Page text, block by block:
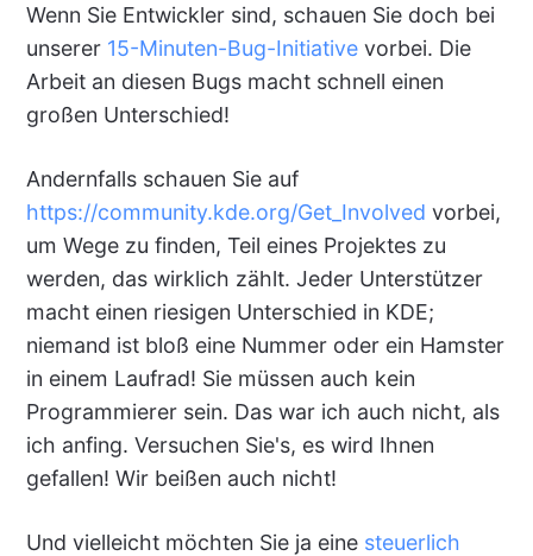
Wenn Sie Entwickler sind, schauen Sie doch bei
unserer 15-Minuten-Bug-Initiativevorbei. Die
Arbeit an diesen Bugs macht schnell einen
großen Unterschied!
Andernfalls schauen Sie auf
https://community.kde.org/Get_Involved vorbei,
um Wege zu finden, Teil eines Projektes zu
werden, das wirklich zählt. Jeder Unterstützer
macht einen riesigen Unterschied in KDE;
niemand ist bloß eine Nummer oder ein Hamster
in einem Laufrad! Sie müssen auch kein
Programmierer sein. Das war ich auch nicht, als
ich anfing. Versuchen Sie's, es wird Ihnen
gefallen! Wir beißen auch nicht!
Und vielleicht möchten Sie ja eine steuerlich